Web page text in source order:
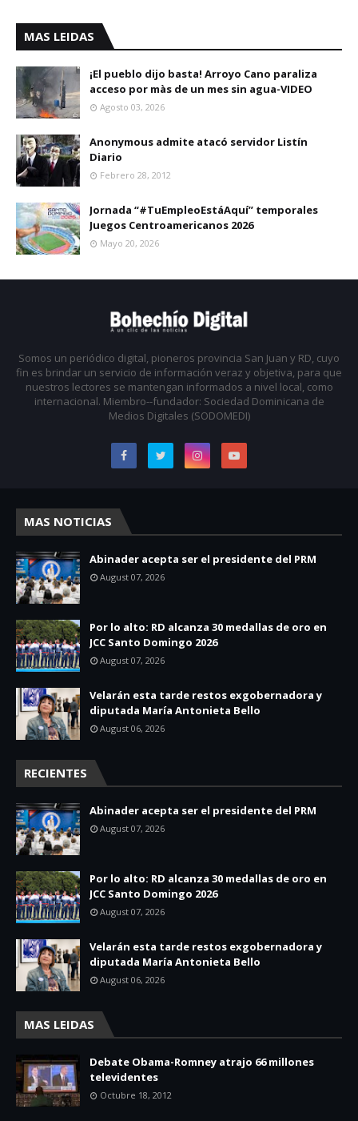
MAS LEIDAS
¡El pueblo dijo basta! Arroyo Cano paraliza
acceso por màs de un mes sin agua-VIDEO
Agosto 03, 2026
Anonymous admite atacó servidor Listín
Diario
Febrero 28, 2012
Jornada “#TuEmpleoEstáAquí” temporales
Juegos Centroamericanos 2026
Mayo 20, 2026
Somos un periódico digital, pioneros provincia San Juan y RD, cuyo
fin es brindar un servicio de información veraz y objetiva, para que
nuestros lectores se mantengan informados a nivel local, como
internacional. Miembro--fundador: Sociedad Dominicana de
Medios Digitales (SODOMEDI)
MAS NOTICIAS
Abinader acepta ser el presidente del PRM
August 07, 2026
Por lo alto: RD alcanza 30 medallas de oro en
JCC Santo Domingo 2026
August 07, 2026
Velarán esta tarde restos exgobernadora y
diputada María Antonieta Bello
August 06, 2026
RECIENTES
Abinader acepta ser el presidente del PRM
August 07, 2026
Por lo alto: RD alcanza 30 medallas de oro en
JCC Santo Domingo 2026
August 07, 2026
Velarán esta tarde restos exgobernadora y
diputada María Antonieta Bello
August 06, 2026
MAS LEIDAS
Debate Obama-Romney atrajo 66 millones
televidentes
Octubre 18, 2012